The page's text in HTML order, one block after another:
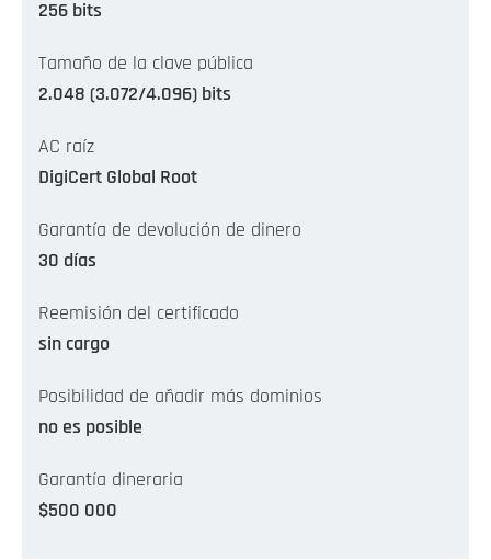
256 bits
Tamaño de la clave pública
2.048 (3.072/4.096) bits
AC raíz
DigiCert Global Root
Garantía de devolución de dinero
30 días
Reemisión del certificado
sin cargo
Posibilidad de añadir más dominios
no es posible
Garantía dineraria
$500 000